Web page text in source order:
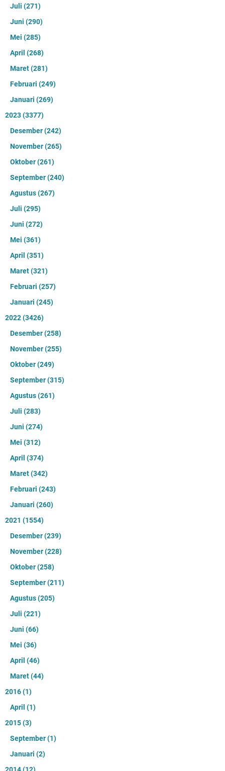
Juli (271)
Juni (290)
Mei (285)
April (268)
Maret(281)
Februari (249)
Januari (269)
2023(3377)
Desember(242)
November(265)
Oktober(261)
September(240)
Agustus(267)
Juli (295)
Juni (272)
Mei (361)
April (351)
Maret(321)
Februari (257)
Januari (245)
2022(3426)
Desember(258)
November(255)
Oktober(249)
September(315)
Agustus(261)
Juli (283)
Juni (274)
Mei (312)
April (374)
Maret(342)
Februari (243)
Januari (260)
2021 (1554)
Desember(239)
November(228)
Oktober(258)
September(211)
Agustus(205)
Juli (221)
Juni (66)
Mei (36)
April (46)
Maret(44)
2016(1)
April (1)
2015(3)
September(1)
Januari (2)